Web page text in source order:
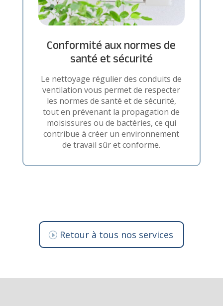
Conformité aux normes de
santé et sécurité
Le nettoyage régulier des conduits de
ventilation vous permet de respecter
les normes de santé et de sécurité,
tout en prévenant la propagation de
moisissures ou de bactéries, ce qui
contribue à créer un environnement
de travail sûr et conforme.
Retour à tous nos services